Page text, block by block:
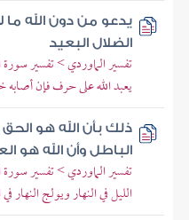
يدعو من دون الله ما
الضلال البعيد
تفسير الماوردي > تفسير
يعبد الله على حرف فإن أصابه
ذلك بأن الله هو
الباطل وأن الله هو
تفسير الماوردي > تفسير
الليل في النهار ويولج النهار